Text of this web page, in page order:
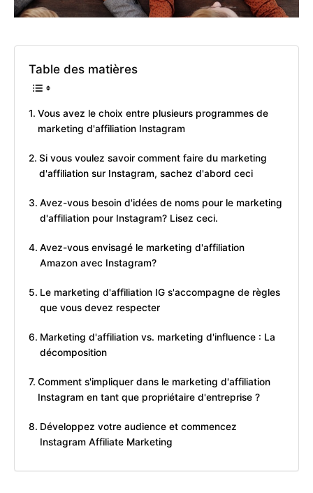
Table des matières
Vous avez le choix entre plusieurs programmes de
marketing d'affiliation Instagram
Si vous voulez savoir comment faire du marketing
d'affiliation sur Instagram, sachez d'abord ceci
Avez-vous besoin d'idées de noms pour le marketing
d'affiliation pour Instagram? Lisez ceci.
Avez-vous envisagé le marketing d'affiliation
Amazon avec Instagram?
Le marketing d'affiliation IG s'accompagne de règles
que vous devez respecter
Marketing d'affiliation vs. marketing d'influence : La
décomposition
Comment s'impliquer dans le marketing d'affiliation
Instagram en tant que propriétaire d'entreprise ?
Développez votre audience et commencez
Instagram Affiliate Marketing